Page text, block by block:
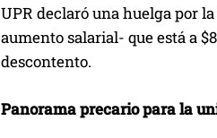
UPR declaró una huelga por
aumento salarial- que está a
descontento.
Panorama precario para la